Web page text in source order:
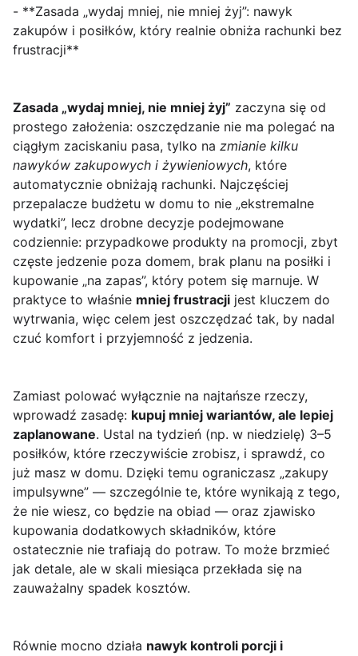
- **Zasada „wydaj mniej, nie mniej żyj”: nawyk
zakupów i posiłków, który realnie obniża rachunki bez
frustracji**
Zasada „wydaj mniej, nie mniej żyj” zaczyna się od
prostego założenia: oszczędzanie nie ma polegać na
ciągłym zaciskaniu pasa, tylko na zmianie kilku
nawyków zakupowych i żywieniowych, które
automatycznie obniżają rachunki. Najczęściej
przepalacze budżetu w domu to nie „ekstremalne
wydatki”, lecz drobne decyzje podejmowane
codziennie: przypadkowe produkty na promocji, zbyt
częste jedzenie poza domem, brak planu na posiłki i
kupowanie „na zapas”, który potem się marnuje. W
praktyce to właśnie mniej frustracji jest kluczem do
wytrwania, więc celem jest oszczędzać tak, by nadal
czuć komfort i przyjemność z jedzenia.
Zamiast polować wyłącznie na najtańsze rzeczy,
wprowadź zasadę: kupuj mniej wariantów, ale lepiej
zaplanowane. Ustal na tydzień (np. w niedzielę) 3–5
posiłków, które rzeczywiście zrobisz, i sprawdź, co
już masz w domu. Dzięki temu ograniczasz „zakupy
impulsywne” — szczególnie te, które wynikają z tego,
że nie wiesz, co będzie na obiad — oraz zjawisko
kupowania dodatkowych składników, które
ostatecznie nie trafiają do potraw. To może brzmieć
jak detale, ale w skali miesiąca przekłada się na
zauważalny spadek kosztów.
Równie mocno działa nawyk kontroli porcji i